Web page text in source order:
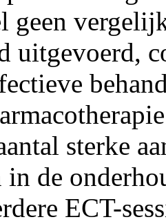
geen
uitgevoerd,
sterke
in de
ECT-